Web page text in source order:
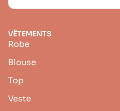
VÊTEMENTS
Robe
Blouse
Top
Veste